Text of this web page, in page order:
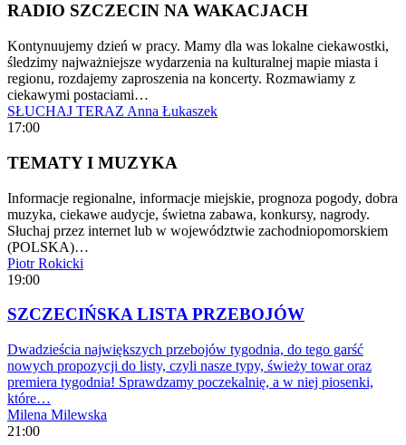
RADIO SZCZECIN NA WAKACJACH
Kontynuujemy dzień w pracy. Mamy dla was lokalne ciekawostki,
śledzimy najważniejsze wydarzenia na kulturalnej mapie miasta i
regionu, rozdajemy zaproszenia na koncerty. Rozmawiamy z
ciekawymi postaciami…
SŁUCHAJ TERAZ Anna Łukaszek
17:00
TEMATY I MUZYKA
Informacje regionalne, informacje miejskie, prognoza pogody, dobra
muzyka, ciekawe audycje, świetna zabawa, konkursy, nagrody.
Słuchaj przez internet lub w województwie zachodniopomorskiem
(POLSKA)…
Piotr Rokicki
19:00
SZCZECIŃSKA LISTA PRZEBOJÓW
Dwadzieścia największych przebojów tygodnia, do tego garść
nowych propozycji do listy, czyli nasze typy, świeży towar oraz
premiera tygodnia! Sprawdzamy poczekalnię, a w niej piosenki,
które…
Milena Milewska
21:00